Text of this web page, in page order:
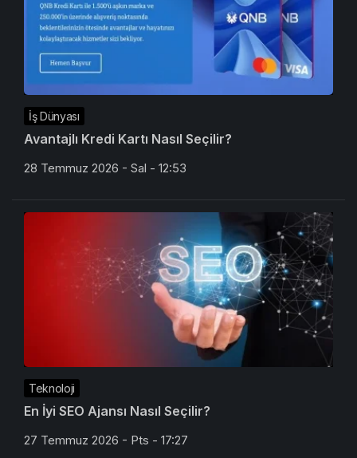
İş Dünyası
Avantajlı Kredi Kartı Nasıl Seçilir?
28 Temmuz 2026 - Sal - 12:53
Teknoloji
En İyi SEO Ajansı Nasıl Seçilir?
27 Temmuz 2026 - Pts - 17:27